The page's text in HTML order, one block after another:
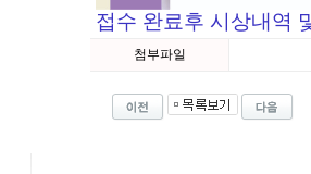
접수 완료후 시상내역
첨부파일